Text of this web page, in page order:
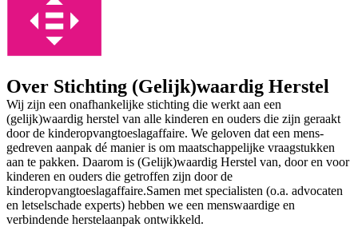
Over Stichting (Gelijk)waardig Herstel
Wij zijn een onafhankelijke stichting die werkt aan een
(gelijk)waardig herstel van alle kinderen en ouders die zijn geraakt
door de kinderopvangtoeslagaffaire. We geloven dat een mens-
gedreven aanpak dé manier is om maatschappelijke vraagstukken
aan te pakken. Daarom is (Gelijk)waardig Herstel van, door en voor
kinderen en ouders die getroffen zijn door de
kinderopvangtoeslagaffaire. ​ Samen met specialisten (o.a. advocaten
en letselschade experts) hebben we een menswaardige en
verbindende herstelaanpak ontwikkeld. ​